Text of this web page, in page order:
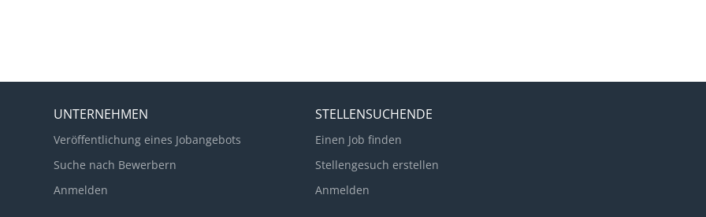
UNTERNEHMEN
Veröffentlichung eines Jobangebots
Suche nach Bewerbern
Anmelden
STELLENSUCHENDE
Einen Job finden
Stellengesuch erstellen
Anmelden